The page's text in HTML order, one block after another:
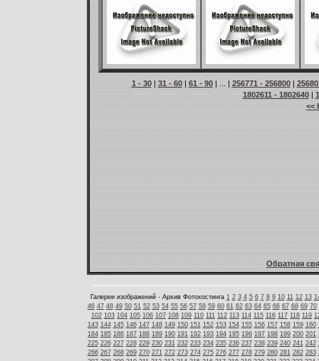
1 - 30| 31 - 60| 61 - 90| ... | 256771 - 256800|
1802611 - 1802640|
<<
Обратная
Галереи изображений - Архив Фотохостинга 1 2 3 4 5 6 7 8 9 10 11 12 13
46 47 48 49 50 51 52 53 54 55 56 57 58 59 60 61 62 63 64 65 66 67 68 69 70
102 103 104 105 106 107 108 109 110 111 112 113 114 115 116 117 118 119
143 144 145 146 147 148 149 150 151 152 153 154 155 156 157 158 159 160
184 185 186 187 188 189 190 191 192 193 194 195 196 197 198 199 200 201
225 226 227 228 229 230 231 232 233 234 235 236 237 238 239 240 241 242
266 267 268 269 270 271 272 273 274 275 276 277 278 279 280 281 282 283